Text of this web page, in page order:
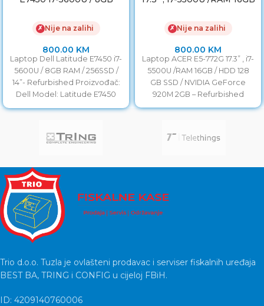
✗ Nije na zalihi
800.00 KM
Laptop Dell Latitude E7450 i7-
5600U / 8GB RAM / 256SSD /
14”- Refurbished Proizvođač:
Dell Model: Latitude E7450
Procesor: i7-5600U
NVIDIA GeForce 920M
2GB
✗ Nije na zalihi
800.00 KM
Laptop ACER E5-772G 17.3” , i7-
5500U /RAM 16GB / HDD 128
GB SSD / NVIDIA GeForce
920M 2GB – Refurbished
Trio d.o.o. Tuzla je ovlašteni prodavac i serviser fiskalnih uređaja
BEST BA, TRING i CONFIG u cijeloj FBiH.
ID: 4209140760006